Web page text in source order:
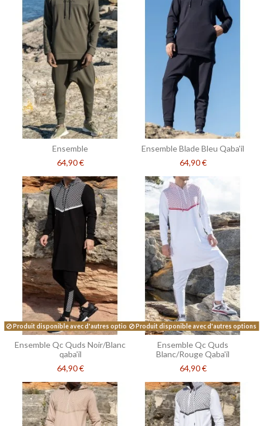
Ensemble
64,90 €
Ensemble Blade Bleu Qaba'il
64,90 €
Produit disponible avec d'autres options
Ensemble Qc Quds Noir/Blanc
qaba'il
64,90 €
Produit disponible avec d'autres options
Ensemble Qc Quds
Blanc/Rouge Qaba'il
64,90 €